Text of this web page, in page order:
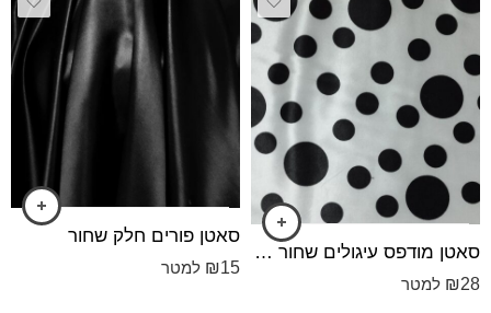
סאטן מודפס עיגולים שחור רקע לבן
₪28 למטר
סאטן פורים חלק שחור
₪15 למטר